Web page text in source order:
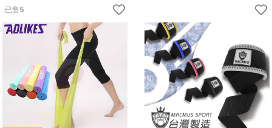
已售5